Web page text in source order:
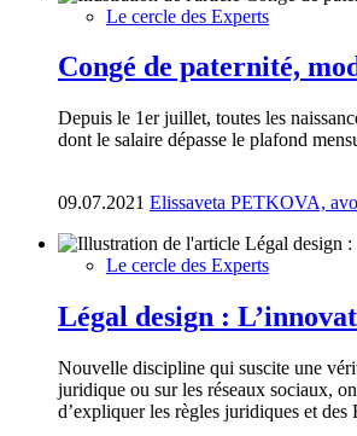
Le cercle des Experts
Congé de paternité,
Depuis le 1er juillet, toutes les
dont le salaire dépasse le plafond
09.07.2021 Elissaveta PETKOVA,
Le cercle des Experts
Légal design :
Nouvelle discipline qui suscite une
juridique ou sur les réseaux sociaux,
d’expliquer les règles juridiques et